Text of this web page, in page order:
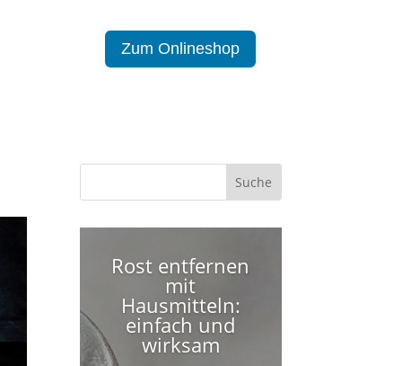
Zum Onlineshop
Rost entfernen
mit
Hausmitteln:
einfach und
wirksam